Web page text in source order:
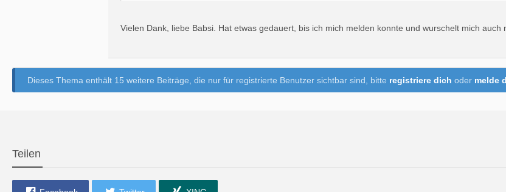
Vielen Dank, liebe Babsi. Hat etwas gedauert, bis ich mich melden konnte und wurschelt mich auch
Dieses Thema enthält 15 weitere Beiträge, die nur für registrierte Benutzer sichtbar sind, bitte registriere dich oder melde
Teilen